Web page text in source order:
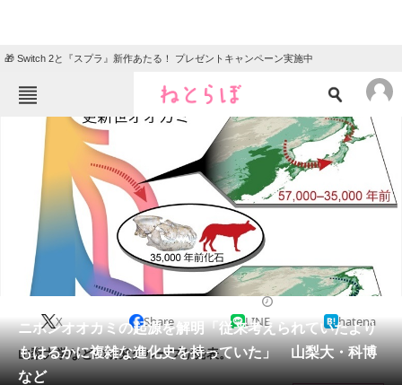
🎁 Switch 2と『スプラ』新作あたる！ プレゼントキャンペーン実施中
ねとらぼメニュー
ニュース
エンタメ クイズ
グルメ
住まい 教育・育児
動物 リサーチ
会員記事
メディア
ニホンオオカミの起源を解明「従来考えられていたより
もはるかに複雑な進化史を持っていた」 山梨大・科博
など
X Share LINE hatena
山梨大学などの研究グループが発表。